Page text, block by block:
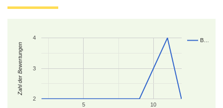
B…
5 10
2
3
4
Zahl der Bewertungen